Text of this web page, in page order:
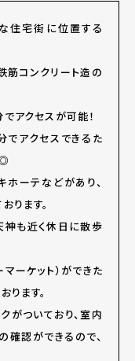
住宅街に位置する
筋コンクリート造の
アクセスが可能！
アクセスできるた
ホーテなどがあり、
ります。
神も近く休日に散歩
ーケット）ができた
ります。
がついており、室内
確認ができるので、